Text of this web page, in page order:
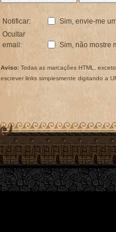
Notificar:
Sim, envie-me
Ocultar
email:
Sim, não mostre
Aviso: Todas as marcações HTML,
escrever links simplesmente digitando a